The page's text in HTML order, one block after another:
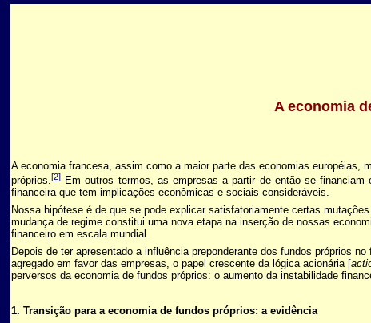
A economia
A economia francesa, assim como a maior parte das economias européias,
próprios.[2] Em outros termos, as empresas a partir de então se
financeira que tem implicações econômicas e sociais consideráveis.
Nossa hipótese é de que se pode explicar satisfatoriamente certas
mudança de regime constitui uma nova etapa na inserção de nossas
financeiro em escala mundial.
Depois de ter apresentado a influência preponderante dos fundos próprios
agregado em favor das empresas, o papel crescente da lógica acionária [
perversos da economia de fundos próprios: o aumento da instabilidade
1. Transição para a economia de fundos próprios: a evidência